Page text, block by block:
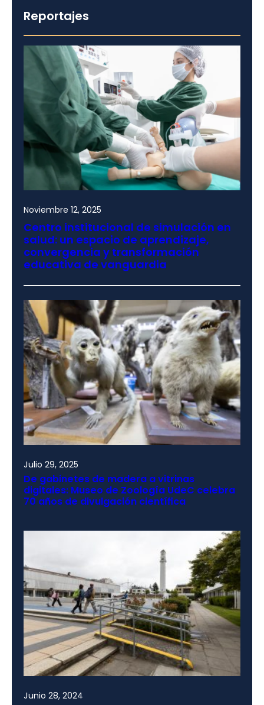
Reportajes
Noviembre 12, 2025
Centro institucional de simulación en
salud: un espacio de aprendizaje,
convergencia y transformación
educativa de vanguardia
Julio 29, 2025
De gabinetes de madera a vitrinas
digitales: Museo de Zoología UdeC celebra
70 años de divulgación científica
Junio 28, 2024